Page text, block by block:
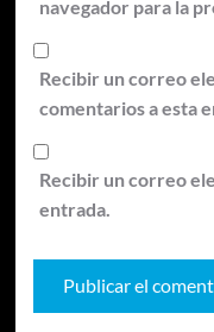
navegador para la
Recibir un correo
comentarios a esta
Recibir un correo
entrada.